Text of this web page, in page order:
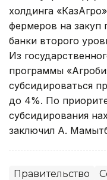
холдинга
фермеров на закуп
банки второго
Из
программы
субсидироваться
до 4%. По
субсидирования
заключил А.
Правительство